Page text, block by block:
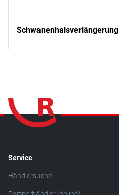
Schwanenhalsverlängerung
Service
Händlersuche